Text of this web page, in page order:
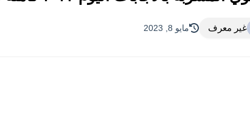
غير معرف مايو 8, 2023